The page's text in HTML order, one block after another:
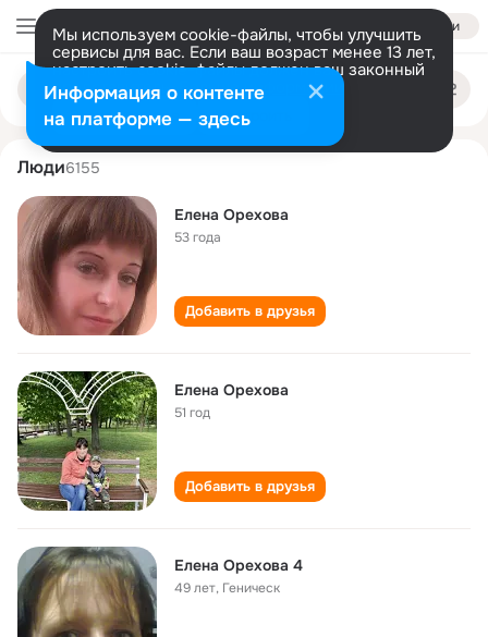
Войти
Мы используем cookie-файлы, чтобы улучшить
сервисы для вас. Если ваш возраст менее 13 лет,
настроить cookie-файлы должен ваш законный
представитель. Больше информации
Разрешить все Настроить
Поиск
людям
elena orekhova
Люди6155
Елена Орехова
53 года
Добавить в друзья
Елена Орехова
51 год
Добавить в друзья
Елена Орехова 4
49 лет, Геническ
Информация о контенте
на платформе — здесь